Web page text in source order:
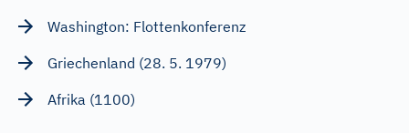
Washington: Flottenkonferenz
Griechenland (28. 5. 1979)
Afrika (1100)